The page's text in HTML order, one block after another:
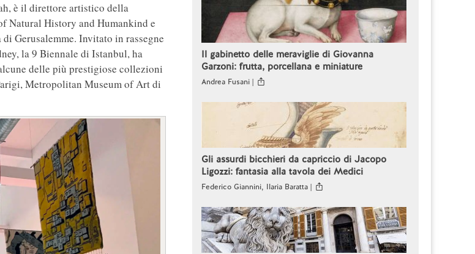
è il direttore artistico della
Natural History and Humankind e
Gerusalemme. Invitato in rassegne
la 9 Biennale di Istanbul, ha
delle più prestigiose collezioni
Metropolitan Museum of Art di
Il gabinetto delle meraviglie di Giovanna
Garzoni: frutta, porcellana e miniature
Andrea Fusani |
Gli assurdi bicchieri da capriccio di Jacopo
Ligozzi: fantasia alla tavola dei Medici
Federico Giannini, Ilaria Baratta |